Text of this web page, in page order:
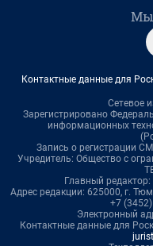
Мы
Контактные данные для
Сетевое
Зарегистрировано
информационных
Запись о регистрации
Учредитель: Общество с
Главный
Адрес редакции: 625000, г.
+7
Электронный
Контактные данные для